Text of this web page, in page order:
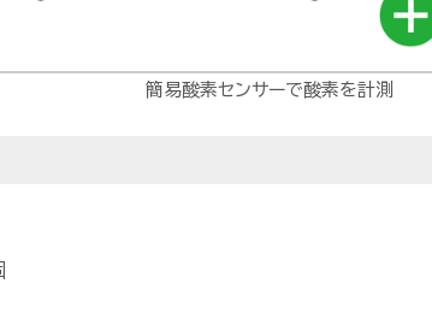
簡易酸素センサーで酸素を計測